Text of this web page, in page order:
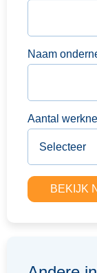
Naam
Aantal